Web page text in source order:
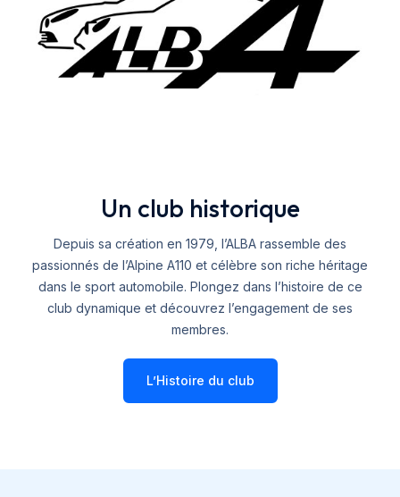
Un club historique
Depuis sa création en 1979, l’ALBA rassemble des
passionnés de l’Alpine A110 et célèbre son riche héritage
dans le sport automobile. Plongez dans l’histoire de ce
club dynamique et découvrez l’engagement de ses
membres.
L’Histoire du club